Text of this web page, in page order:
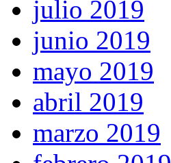
julio 2019
junio 2019
mayo 2019
abril 2019
marzo 2019